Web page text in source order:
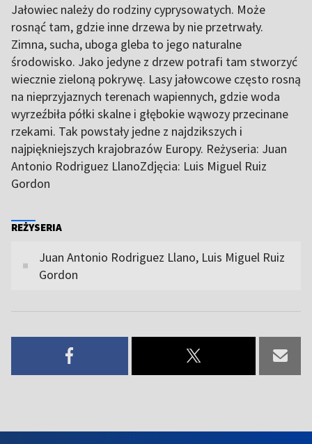
Jałowiec należy do rodziny cyprysowatych. Może
rosnąć tam, gdzie inne drzewa by nie przetrwały.
Zimna, sucha, uboga gleba to jego naturalne
środowisko. Jako jedyne z drzew potrafi tam stworzyć
wiecznie zieloną pokrywę. Lasy jałowcowe często rosną
na nieprzyjaznych terenach wapiennych, gdzie woda
wyrzeźbiła półki skalne i głębokie wąwozy przecinane
rzekami. Tak powstały jedne z najdzikszych i
najpiękniejszych krajobrazów Europy. Reżyseria: Juan
Antonio Rodriguez LlanoZdjęcia: Luis Miguel Ruiz
Gordon
REŻYSERIA
Juan Antonio Rodriguez Llano, Luis Miguel Ruiz
Gordon